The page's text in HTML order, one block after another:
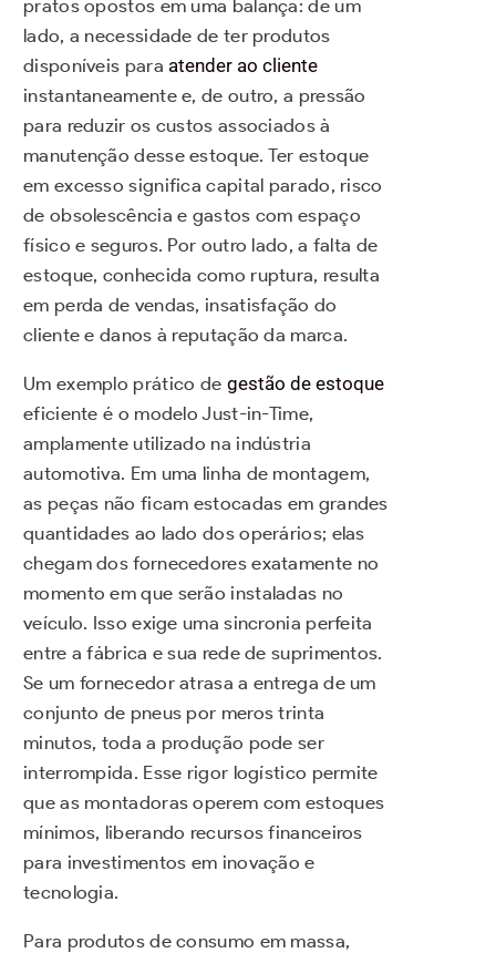
pratos opostos em uma balança: de um
lado, a necessidade de ter produtos
disponíveis para atender ao cliente
instantaneamente e, de outro, a pressão
para reduzir os custos associados à
manutenção desse estoque. Ter estoque
em excesso significa capital parado, risco
de obsolescência e gastos com espaço
físico e seguros. Por outro lado, a falta de
estoque, conhecida como ruptura, resulta
em perda de vendas, insatisfação do
cliente e danos à reputação da marca.
Um exemplo prático de gestão de estoque
eficiente é o modelo Just-in-Time,
amplamente utilizado na indústria
automotiva. Em uma linha de montagem,
as peças não ficam estocadas em grandes
quantidades ao lado dos operários; elas
chegam dos fornecedores exatamente no
momento em que serão instaladas no
veículo. Isso exige uma sincronia perfeita
entre a fábrica e sua rede de suprimentos.
Se um fornecedor atrasa a entrega de um
conjunto de pneus por meros trinta
minutos, toda a produção pode ser
interrompida. Esse rigor logístico permite
que as montadoras operem com estoques
mínimos, liberando recursos financeiros
para investimentos em inovação e
tecnologia.
Para produtos de consumo em massa,